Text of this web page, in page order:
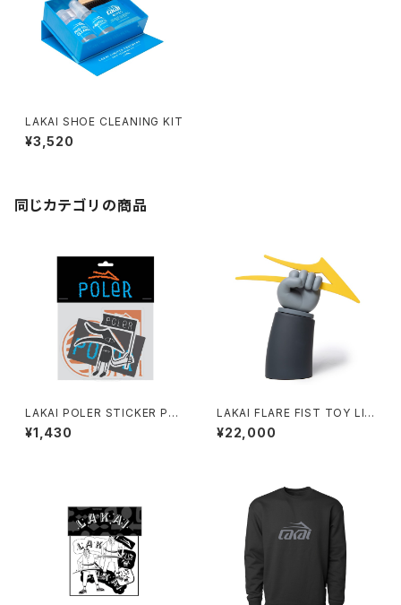
LAKAI SHOE CLEANING KIT
¥3,520
同じカテゴリの商品
LAKAI POLER STICKER PAC
K MULTI
¥1,430
LAKAI FLARE FIST TOY LIG
HT GREY/CHARCOAL
¥22,000